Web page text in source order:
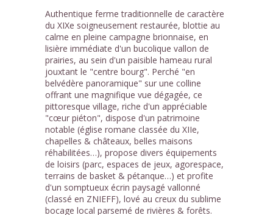
1 /9
Authentique ferme traditionnelle de caractère
du XIXe soigneusement restaurée, blottie au
calme en pleine campagne brionnaise, en
lisière immédiate d'un bucolique vallon de
prairies, au sein d'un paisible hameau rural
jouxtant le "centre bourg". Perché "en
belvédère panoramique" sur une colline
offrant une magnifique vue dégagée, ce
pittoresque village, riche d'un appréciable
"cœur piéton", dispose d'un patrimoine
notable (église romane classée du XIIe,
chapelles & châteaux, belles maisons
réhabilitées…), propose divers équipements
de loisirs (parc, espaces de jeux, agorespace,
terrains de basket & pétanque…) et profite
d'un somptueux écrin paysagé vallonné
(classé en ZNIEFF), lové au creux du sublime
bocage local parsemé de rivières & forêts.